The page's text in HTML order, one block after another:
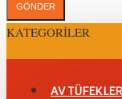
GÖNDER
KATEGORILER
AV